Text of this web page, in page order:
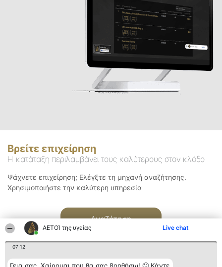
ΑΕΤΟΊ της υγείας Live chat
07:12
Βρείτε επιχείρηση
Η κατάταξη περιλαμβάνει τους καλύτερους στον κλάδο
Ψάχνετε επιχείρηση; Ελέγξτε τη μηχανή αναζήτησης.
Χρησιμοποιήστε την καλύτερη υπηρεσία
Αναζήτηση